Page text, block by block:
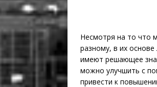
Несмотря на то что
разному, в их
имеют решающее
можно улучшить с
привести к